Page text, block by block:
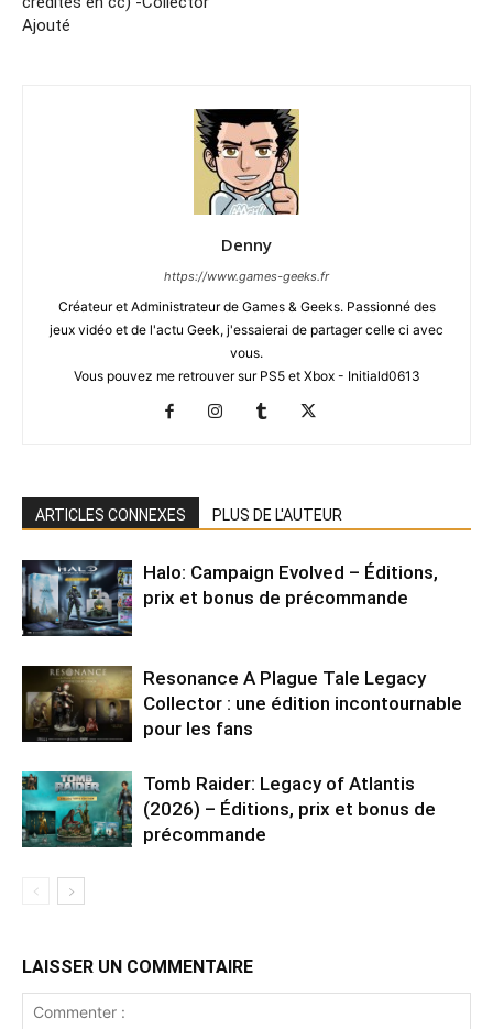
Ajouté
Denny
https://www.games-geeks.fr
Créateur et Administrateur de Games & Geeks. Passionné des
jeux vidéo et de l'actu Geek, j'essaierai de partager celle ci avec
vous.
Vous pouvez me retrouver sur PS5 et Xbox - Initiald0613
ARTICLES CONNEXES PLUS DE L'AUTEUR
Halo: Campaign Evolved – Éditions,
prix et bonus de précommande
Resonance A Plague Tale Legacy
Collector : une édition incontournable
pour les fans
Tomb Raider: Legacy of Atlantis
(2026) – Éditions, prix et bonus de
précommande
LAISSER UN COMMENTAIRE